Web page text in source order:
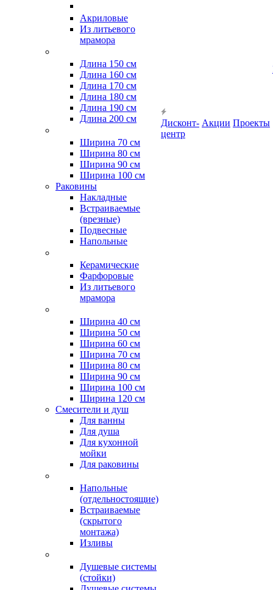
Акриловые
Из литьевого
мрамора
Длина 150 см
Длина 160 см
Длина 170 см
Длина 180 см
Длина 190 см
Длина 200 см
Ширина 70 см
Ширина 80 см
Ширина 90 см
Ширина 100 см
Раковины
Накладные
Встраиваемые
(врезные)
Подвесные
Напольные
Керамические
Фарфоровые
Из литьевого
мрамора
Ширина 40 см
Ширина 50 см
Ширина 60 см
Ширина 70 см
Ширина 80 см
Ширина 90 см
Ширина 100 см
Ширина 120 см
Смесители и душ
Для ванны
Для душа
Для кухонной
мойки
Для раковины
Напольные
(отдельностоящие)
Встраиваемые
(скрытого
монтажа)
Изливы
Душевые системы
(стойки)
Дисконт-
центр
Акции Проекты